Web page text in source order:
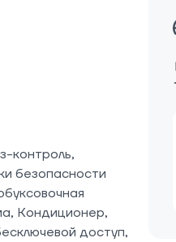
контроль,
безопасности
Кондиционер,
доступ,